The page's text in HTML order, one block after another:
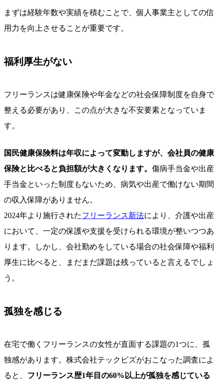
まずは経験年数や実績を積むことで、個人事業主としての信
用力を向上させることが重要です。
福利厚生がない
フリーランスは健康保険や年金などの社会保障制度を自身で
整える必要があり、この点が大きな不安要素となっていま
す。
国民健康保険料は年収によって変動しますが、会社員の健康
保険と比べると負担額が大きくなります。 傷病手当金や出産
手当金といった制度もないため、病気や出産で働けない期間
の収入保障がありません。
2024年より施行されたフリーランス新法により、介護や出産
において、一定の保護や支援を受けられる環境が整いつつあ
ります。しかし、会社勤めをしている場合の社会保障や福利
厚生に比べると、まだまだ課題は残っていると言えるでしょ
う。
孤独を感じる
在宅で働くフリーランスの女性が直面する課題の1つに、孤
独感があります。株式会社テックビズがおこなった調査によ
ると、 フリーランス歴1年目の60%以上が孤独を感じている